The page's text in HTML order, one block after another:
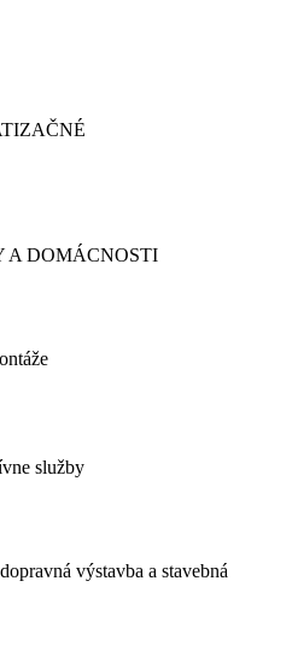
A DOMÁCNOSTI
služby
výstavba a stavebn